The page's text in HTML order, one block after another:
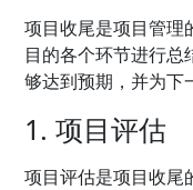
项目收尾是项目管理
目的各个环节进行
够达到预期，并为下
1. 项目评估
项目评估是项目收尾